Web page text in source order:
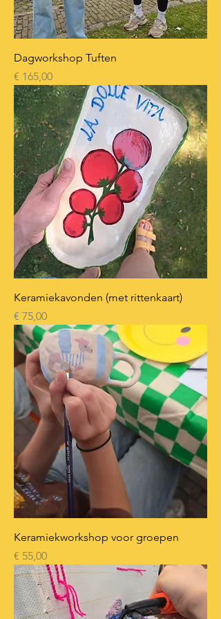
Dagworkshop Tuften
Prijs
€ 165,00
Keramiekavonden (met rittenkaart)
Prijs
€ 75,00
Keramiekworkshop voor groepen
Prijs
€ 55,00